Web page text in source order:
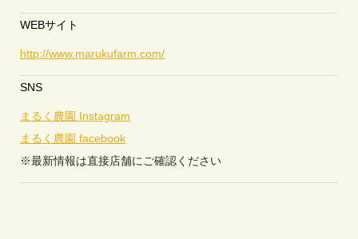
WEBサイト
http://www.marukufarm.com/
SNS
まるく農園 Instagram
まるく農園 facebook
※最新情報は直接店舗にご確認ください